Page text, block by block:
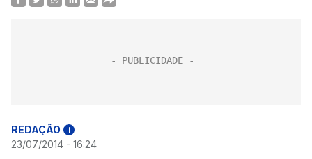
REDAÇÃO i
23/07/2014 - 16:24